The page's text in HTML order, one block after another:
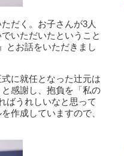
だく。お子さんが3人
いただいたということ
とお話をいただきまし
に就任となった辻元は
感謝し、抱負を「私の
ばうれしいなと思って
作成していますので、